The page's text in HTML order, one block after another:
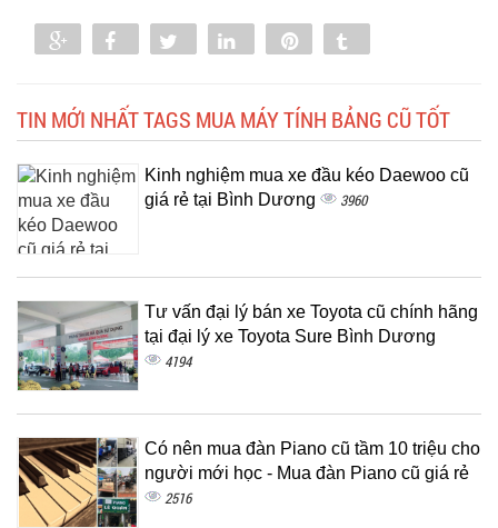
Share Share Tweet Share
TIN MỚI NHẤT TAGS MUA MÁY TÍNH BẢNG CŨ TỐT
Kinh nghiệm mua xe đầu kéo Daewoo cũ
giá rẻ tại Bình Dương
3960
Tư vấn đại lý bán xe Toyota cũ chính hãng
tại đại lý xe Toyota Sure Bình Dương
4194
Có nên mua đàn Piano cũ tầm 10 triệu cho
người mới học - Mua đàn Piano cũ giá rẻ
2516